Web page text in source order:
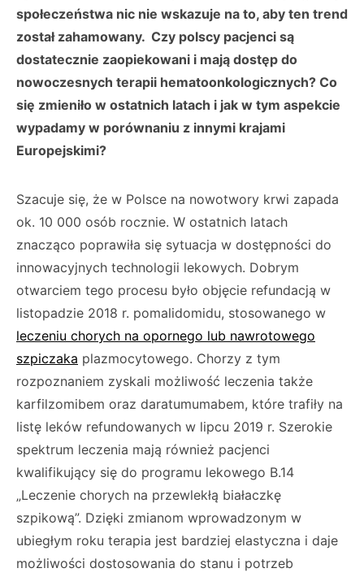
społeczeństwa nic nie wskazuje na to, aby ten trend
został zahamowany. Czy polscy pacjenci są
dostatecznie zaopiekowani i mają dostęp do
nowoczesnych terapii hematoonkologicznych? Co
się zmieniło w ostatnich latach i jak w tym aspekcie
wypadamy w porównaniu z innymi krajami
Europejskimi?
Szacuje się, że w Polsce na nowotwory krwi zapada
ok. 10 000 osób rocznie. W ostatnich latach
znacząco poprawiła się sytuacja w dostępności do
innowacyjnych technologii lekowych. Dobrym
otwarciem tego procesu było objęcie refundacją w
listopadzie 2018 r. pomalidomidu, stosowanego w
leczeniu chorych na opornego lub nawrotowego
szpiczaka plazmocytowego. Chorzy z tym
rozpoznaniem zyskali możliwość leczenia także
karfilzomibem oraz daratumumabem, które trafiły na
listę leków refundowanych w lipcu 2019 r. Szerokie
spektrum leczenia mają również pacjenci
kwalifikujący się do programu lekowego B.14
„Leczenie chorych na przewlekłą białaczkę
szpikową”. Dzięki zmianom wprowadzonym w
ubiegłym roku terapia jest bardziej elastyczna i daje
możliwości dostosowania do stanu i potrzeb